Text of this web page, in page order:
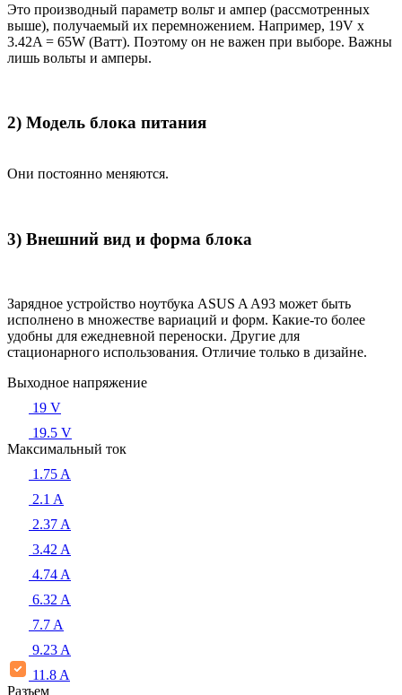
Это производный параметр вольт и ампер (рассмотренных
выше), получаемый их перемножением. Например, 19V x
3.42A = 65W (Ватт). Поэтому он не важен при выборе. Важны
лишь вольты и амперы.
2) Модель блока питания
Они постоянно меняются.
3) Внешний вид и форма блока
Зарядное устройство ноутбука ASUS A A93 может быть
исполнено в множестве вариаций и форм. Какие-то более
удобны для ежедневной переноски. Другие для
стационарного использования. Отличие только в дизайне.
Выходное напряжение
19 V
19.5 V
Максимальный ток
1.75 A
2.1 A
2.37 A
3.42 A
4.74 A
6.32 A
7.7 A
9.23 A
11.8 A
Разъем